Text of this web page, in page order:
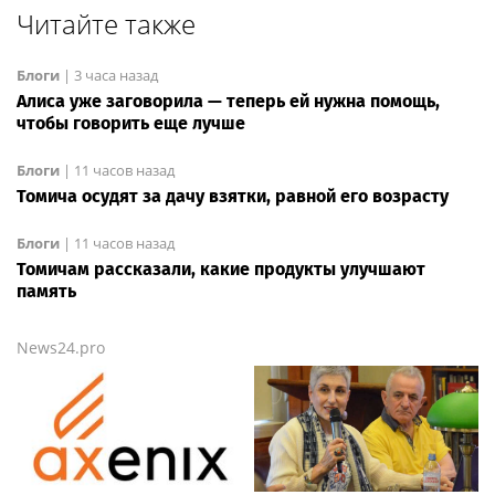
Читайте также
Блоги | 3 часа назад
Алиса уже заговорила — теперь ей нужна помощь,
чтобы говорить еще лучше
Блоги | 11 часов назад
Томича осудят за дачу взятки, равной его возрасту
Блоги | 11 часов назад
Томичам рассказали, какие продукты улучшают
память
News24.pro